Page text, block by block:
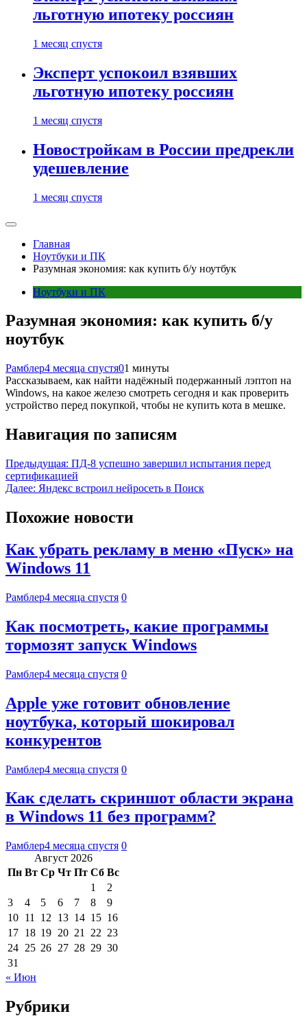
льготную ипотеку россиян
1 месяц спустя
Эксперт успокоил взявших
льготную ипотеку россиян
1 месяц спустя
Новостройкам в России предрекли
удешевление
1 месяц спустя
Главная
Ноутбуки и ПК
Разумная экономия: как купить б/у ноутбук
Ноутбуки и ПК
Разумная экономия: как купить б/у
ноутбук
Рамблер4 месяца спустя01 минуты
Рассказываем, как найти надёжный подержанный лэптоп на
Windows, на какое железо смотреть сегодня и как проверить
устройство перед покупкой, чтобы не купить кота в мешке.
Навигация по записям
Предыдущая: ПД-8 успешно завершил испытания перед
сертификацией
Далее: Яндекс встроил нейросеть в Поиск
Похожие новости
Как убрать рекламу в меню «Пуск» на
Windows 11
Рамблер4 месяца спустя 0
Как посмотреть, какие программы
тормозят запуск Windows
Рамблер4 месяца спустя 0
Apple уже готовит обновление
ноутбука, который шокировал
конкурентов
Рамблер4 месяца спустя 0
Как сделать скриншот области экрана
в Windows 11 без программ?
Рамблер4 месяца спустя 0
Август 2026
Пн Вт Ср Чт Пт Сб Вс
1
2
3
4 5 6 7 8
9
10 11 12 13 14 15 16
17 18 19 20 21 22 23
24 25 26 27 28 29 30
31
« Июн
Рубрики